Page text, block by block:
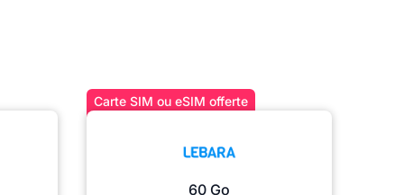
Carte SIM ou eSIM offerte
60 Go